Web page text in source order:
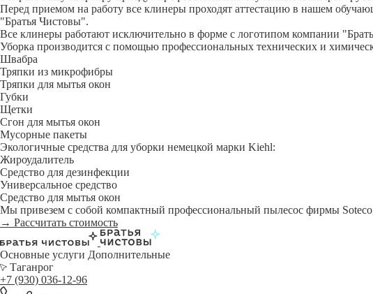
Перед приемом на работу все клинеры проходят аттестацию в нашем
"Братья Чистовы".
Все клинеры работают исключительно в форме с логотипом компании
Уборка производится с помощью профессиональных технических и
Швабра
Тряпки из микрофибры
Тряпки для мытья окон
Губки
Щетки
Сгон для мытья окон
Мусорные пакеты
Экологичные средства для уборки немецкой марки Kiehl:
Жироудалитель
Средство для дезинфекции
Универсальное средство
Средство для мытья окон
Мы привезем с собой компактный профессиональный пылесос фирмы
→ Рассчитать стоимость
Основные услуги Дополнительные
Таганрог
+7 (930) 036-12-96